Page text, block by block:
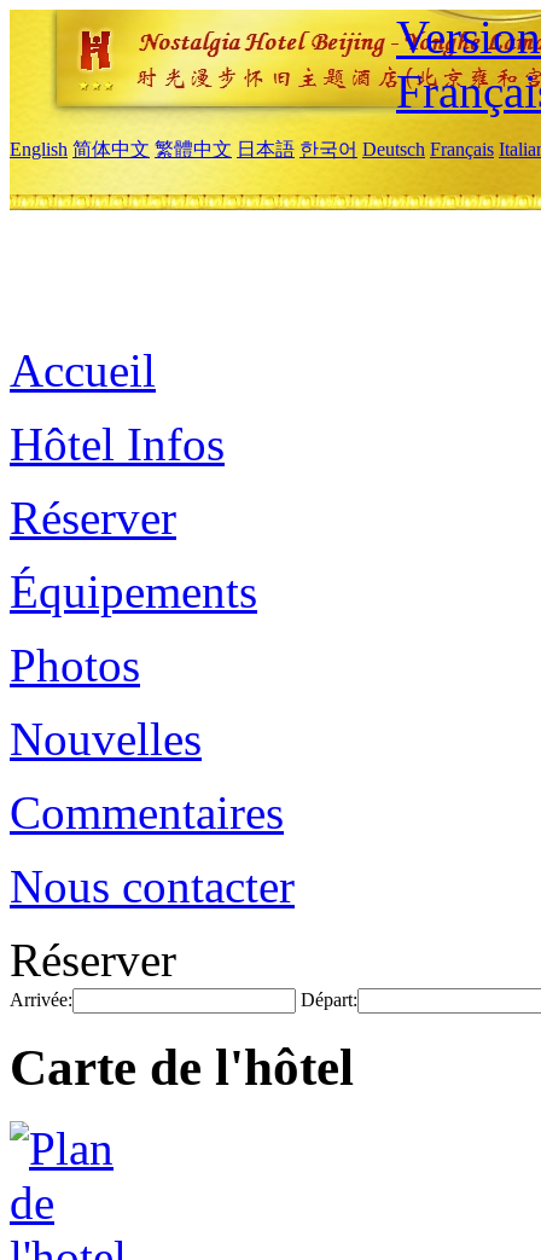
English 简体中文 繁體中文 日本語 한국어 Deutsch Français
Accueil
Hôtel Infos
Réserver
Équipements
Photos
Nouvelles
Commentaires
Nous contacter
Réserver
Arrivée: Départ:
Carte de l'hôtel